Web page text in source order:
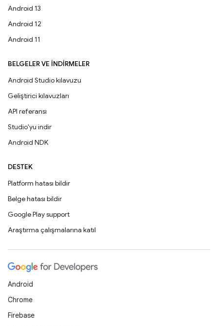
Android 13
Android 12
Android 11
BELGELER VE İNDIRMELER
Android Studio kılavuzu
Geliştirici kılavuzları
API referansı
Studio'yu indir
Android NDK
DESTEK
Platform hatası bildir
Belge hatası bildir
Google Play support
Araştırma çalışmalarına katıl
Android
Chrome
Firebase